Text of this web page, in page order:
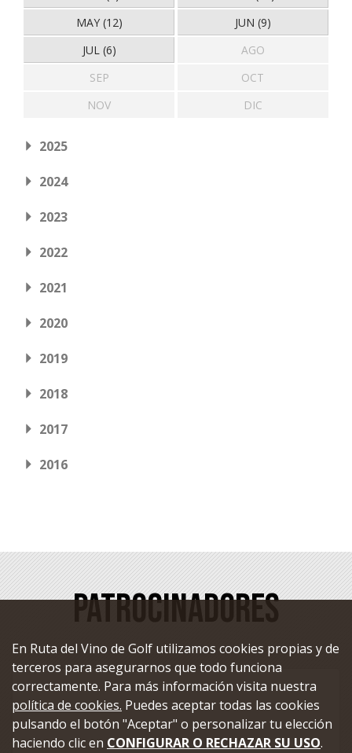
MAY (12)
JUN (9)
JUL (6)
AGO
SEP
OCT
NOV
DIC
2025
2024
2023
2022
2021
2020
2019
2018
2017
2016
Patrocinadores
En Ruta del Vino de Golf utilizamos cookies propias y de
terceros para asegurarnos que todo funciona
correctamente. Para más información visita nuestra
política de cookies. Puedes aceptar todas las cookies
pulsando el botón "Aceptar" o personalizar tu elección
haciendo clic en CONFIGURAR O RECHAZAR SU USO.